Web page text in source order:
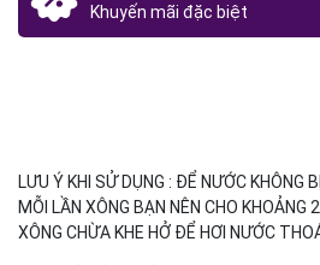
Khuyến mãi đặc biệt
LƯU Ý KHI SỬ DỤNG : ĐỂ NƯỚC KHÔNG
MỖI LẦN XÔNG BẠN NÊN CHO
XÔNG CHỪA KHE HỞ ĐỂ HƠI NƯỚC